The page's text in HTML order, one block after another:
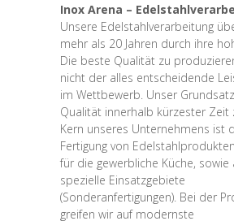
Inox Arena –
Unsere Edelstahlverarbeitung
mehr als 20 Jahren durch ihre
Die beste Qualität zu
nicht der alles entscheidende
im Wettbewerb. Unser
Qualität innerhalb kürzester Zeit
Kern unseres Unternehmens ist
Fertigung von
für die gewerbliche Küche, sowie
spezielle Einsatzgebiete
(Sonderanfertigungen). Bei der
greifen wir auf modernste